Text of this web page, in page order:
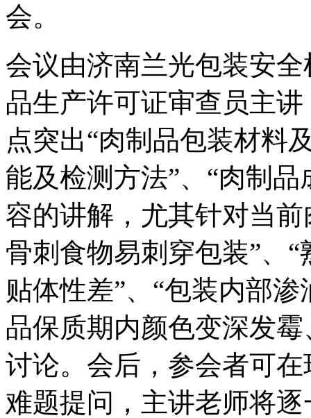
会。
会议由济南兰光包装安
品生产许可证审查员主
点突出“肉制品包装材料
能及检测方法”、“肉制
容的讲解，尤其针对当
骨刺食物易刺穿包装”、
贴体性差”、“包装内部
品保质期内颜色变深发
讨论。会后，参会者可
难题提问，主讲老师将